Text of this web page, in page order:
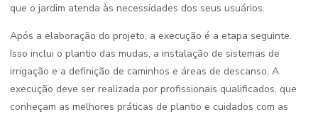
que o jardim atenda às necessidades dos seus usuários.
Após a elaboração do projeto, a execução é a etapa seguinte.
Isso inclui o plantio das mudas, a instalação de sistemas de
irrigação e a definição de caminhos e áreas de descanso. A
execução deve ser realizada por profissionais qualificados, que
conheçam as melhores práticas de plantio e cuidados com as